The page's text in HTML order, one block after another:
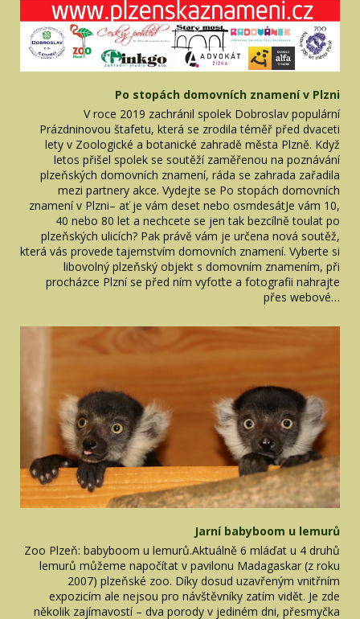
Po stopách domovních znamení v Plzni
V roce 2019 zachránil spolek Dobroslav populární
Prázdninovou štafetu, která se zrodila téměř před dvaceti
lety v Zoologické a botanické zahradě města Plzně. Když
letos přišel spolek se soutěží zaměřenou na poznávání
plzeňských domovních znamení, ráda se zahrada zařadila
mezi partnery akce. Vydejte se Po stopách domovních
znamení v Plzni– ať je vám deset nebo osmdesátJe vám 10,
40 nebo 80 let a nechcete se jen tak bezcílně toulat po
plzeňských ulicích? Pak právě vám je určena nová soutěž,
která vás provede tajemstvím domovních znamení. Vyberte si
libovolný plzeňský objekt s domovním znamením, při
procházce Plzní se před ním vyfoťte a fotografii nahrajte
přes webové…
Jarní babyboom u lemurů
Zoo Plzeň: babyboom u lemurů.Aktuálně 6 mláďat u 4 druhů
lemurů můžeme napočítat v pavilonu Madagaskar (z roku
2007) plzeňské zoo. Díky dosud uzavřeným vnitřním
expozicím ale nejsou pro návštěvníky zatím vidět. Je zde
několik zajímavostí – dva porody v jediném dni, přesmyčka